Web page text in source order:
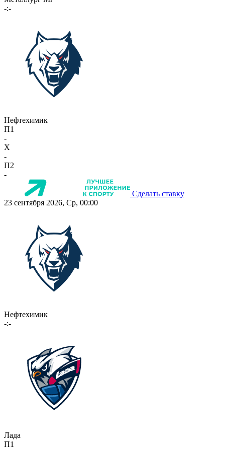
-:-
Нефтехимик
П1
-
X
-
П2
-
Сделать ставку
23 сентября 2026, Ср, 00:00
Нефтехимик
-:-
Лада
П1